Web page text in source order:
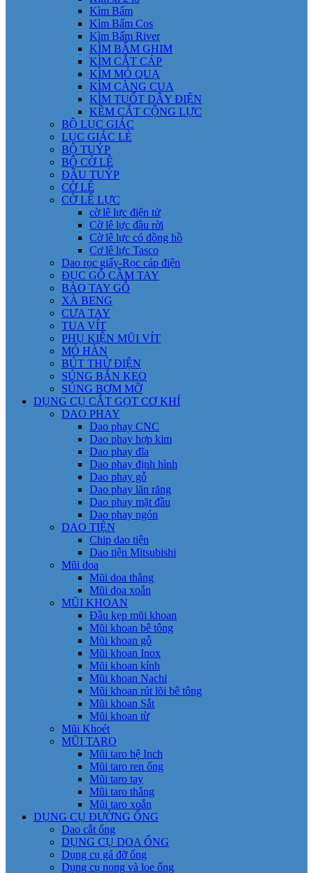
Kìm Bấm
Kìm Bấm Cos
Kìm Bấm River
KÌM BẤM GHIM
KÌM CẮT CÁP
KÌM MỎ QUẠ
KÌM CÀNG CUA
KÌM TUỐT DÂY ĐIỆN
KỀM CẮT CỘNG LỰC
BỘ LỤC GIÁC
LỤC GIÁC LẺ
BỘ TUÝP
BỘ CỜ LÊ
ĐẦU TUÝP
CỜ LÊ
CỜ LÊ LỰC
cờ lê lực điện tử
Cờ lê lực đầu rời
Cờ lê lực có đồng hồ
Cơ lê lực Tasco
Dao rọc giấy-Rọc cáp điện
ĐỤC GỖ CẦM TAY
BÀO TAY GỖ
XÀ BENG
CƯA TAY
TUA VÍT
PHỤ KIỆN MŨI VÍT
MỎ HÀN
BÚT THỬ ĐIỆN
SÚNG BẮN KEO
SÚNG BƠM MỠ
DỤNG CỤ CẮT GỌT CƠ KHÍ
DAO PHAY
Dao phay CNC
Dao phay hợp kim
Dao phay đĩa
Dao phay định hình
Dao phay gỗ
Dao phay lăn răng
Dao phay mặt đầu
Dao phay ngón
DAO TIỆN
Chip dao tiện
Dao tiện Mitsubishi
Mũi doa
Mũi doa thẳng
Mũi doa xoắn
MŨI KHOAN
Đầu kẹp mũi khoan
Mũi khoan bê tông
Mũi khoan gỗ
Mũi khoan Inox
Mũi khoan kính
Mũi khoan Nachi
Mũi khoan rút lõi bê tông
Mũi khoan Sắt
Mũi khoan từ
Mũi Khoét
MŨI TARO
Mũi taro hệ Inch
Mũi taro ren ống
Mũi taro tay
Mũi taro thẳng
Mũi taro xoắn
DỤNG CỤ ĐƯỜNG ỐNG
Dao cắt ống
DỤNG CỤ DOA ỐNG
Dụng cụ gá đỡ ống
Dụng cụ nong và loe ống